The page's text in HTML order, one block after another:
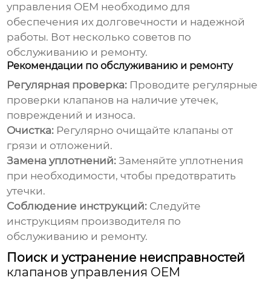
управления OEM необходимо для
обеспечения их долговечности и надежной
работы. Вот несколько советов по
обслуживанию и ремонту.
Рекомендации по обслуживанию и ремонту
Регулярная проверка: Проводите регулярные
проверки клапанов на наличие утечек,
повреждений и износа.
Очистка: Регулярно очищайте клапаны от
грязи и отложений.
Замена уплотнений: Заменяйте уплотнения
при необходимости, чтобы предотвратить
утечки.
Соблюдение инструкций: Следуйте
инструкциям производителя по
обслуживанию и ремонту.
Поиск и устранение неисправностей
клапанов управления OEM